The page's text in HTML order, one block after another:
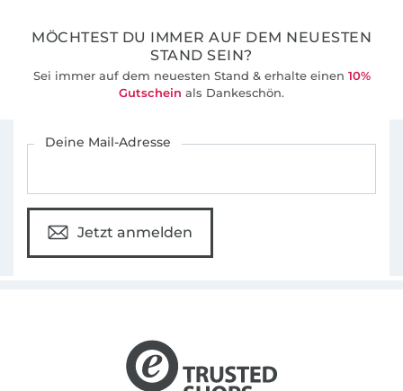
MÖCHTEST DU IMMER AUF DEM NEUESTEN
STAND SEIN?
Sei immer auf dem neuesten Stand & erhalte einen 10%
Gutschein als Dankeschön.
Deine Mail-Adresse
Jetzt anmelden